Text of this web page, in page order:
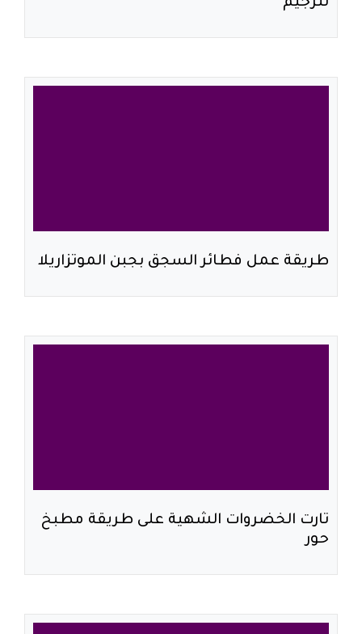
للرجيم
طريقة عمل فطائر السجق بجبن الموتزاريلا
تارت الخضروات الشهية على طريقة مطبخ
حور